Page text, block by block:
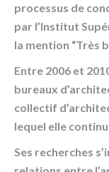
processus de
par l’Institut
la mention “Très
Entre 2006 et
bureaux
collectif
lequel elle
Ses recherches